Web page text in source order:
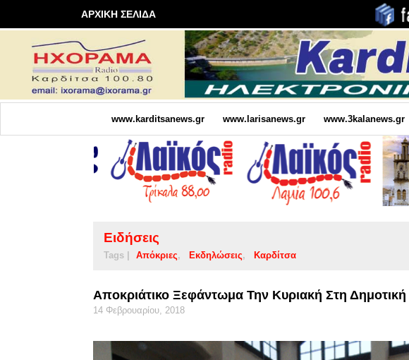
ΑΡΧΙΚΗ ΣΕΛΙΔΑ
www.karditsanews.gr www.larisanews.gr www.3kalanews.gr
Ειδήσεις
Tags | Απόκριες Εκδηλώσεις Καρδίτσα
Αποκριάτικο Ξεφάντωμα Την Κυριακή Στη
14 Φεβρουαρίου, 2018